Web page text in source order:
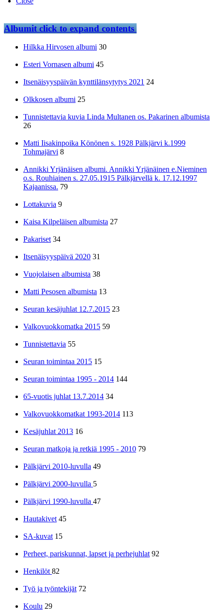
Albumitclick to expand contents
Hilkka Hirvosen albumi 30
Esteri Vornasen albumi 45
Itsenäisyyspäivän kynttilänsytytys 2021 24
Olkkosen albumi 25
Tunnistettavia kuvia Linda Multanen os. Pakarinen albumista
26
Matti Iisakinpoika Könönen s. 1928 Pälkjärvi k.1999
Tohmajärvi 8
Annikki Yrjänäisen albumi. Annikki Yrjänäinen e.Nieminen
o.s. Rouhiainen s. 27.05.1915 Pälkjärvellä k. 17.12.1997
Kajaanissa. 79
Lottakuvia 9
Kaisa Kilpeläisen albumista 27
Pakariset 34
Itsenäisyyspäivä 2020 31
Vuojolaisen albumista 38
Matti Pesosen albumista 13
Seuran kesäjuhlat 12.7.2015 23
Valkovuokkomatka 2015 59
Tunnistettavia 55
Seuran toimintaa 2015 15
Seuran toimintaa 1995 - 2014 144
65-vuotis juhlat 13.7.2014 34
Valkovuokkomatkat 1993-2014 113
Kesäjuhlat 2013 16
Seuran matkoja ja retkiä 1995 - 2010 79
Pälkjärvi 2010-luvulla 49
Pälkjärvi 2000-luvulla 5
Pälkjärvi 1990-luvulla 47
Hautakivet 45
SA-kuvat 15
Perheet, pariskunnat, lapset ja perhejuhlat 92
Henkilöt82
Työ ja työntekijät 72
Koulu 29